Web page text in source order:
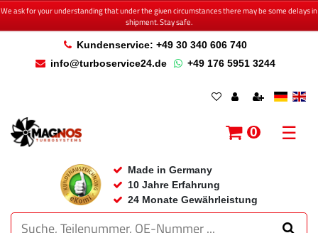
We ask for your understanding that under the given circumstances there may be some delays in
shipment. Stay safe.
Kundenservice: +49 30 340 606 740
info@turboservice24.de
+49 176 5951 3244
Made in Germany
10 Jahre Erfahrung
24 Monate Gewährleistung
0 ☰